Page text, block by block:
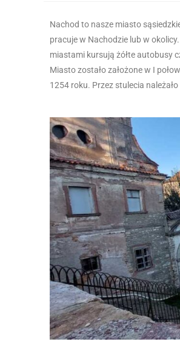
Nachod to nasze miasto
pracuje w Nachodzie lub w
miastami kursują żółte autobusy
Miasto zostało założone w I
1254 roku. Przez stulecia